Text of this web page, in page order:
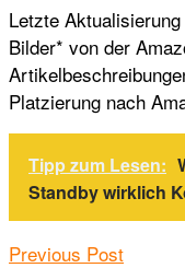
Letzte
Bilder* von der
Platzierung nach
Tipp zum Lesen:
Standby wirklich
Previous Post